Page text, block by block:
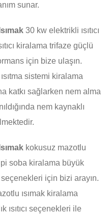
sunar.
30 kw elektrikli ısıtıcı
kiralama trifaze güçlü
için bize ulaşın.
sistemi kiralama
katkı sağlarken nem alma
nem kaynaklı
kokusuz mazotlu
tipi soba kiralama büyük
seçenekleri için bizi arayın.
ısımak kiralama
ısıtıcı seçenekleri ile